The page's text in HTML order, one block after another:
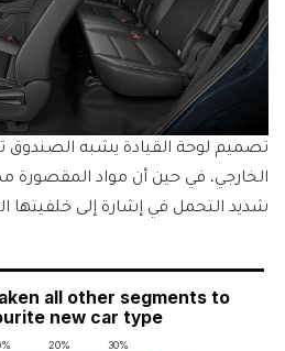
تصميم لوحة القيادة يشبه الصندوق
الخارجي، في حين أن مواد المقصورة
شديد التحمل في إشارة إلى خلفيتها